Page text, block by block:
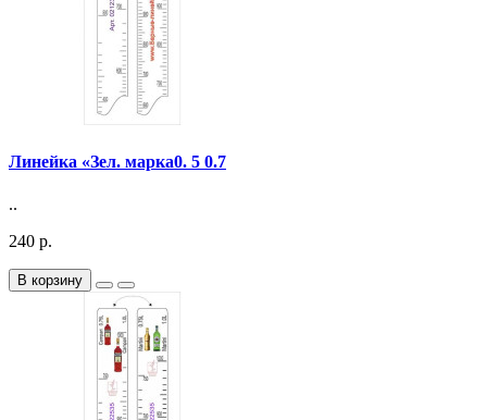
Линейка «Зел. марка0. 5 0.7
..
240 р.
В корзину